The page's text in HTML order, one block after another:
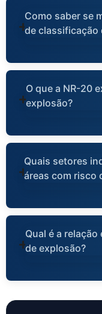
Como saber se
de classificação
O que a NR-20
explosão?
Quais setores
áreas com risco
Qual é a
de explosão?